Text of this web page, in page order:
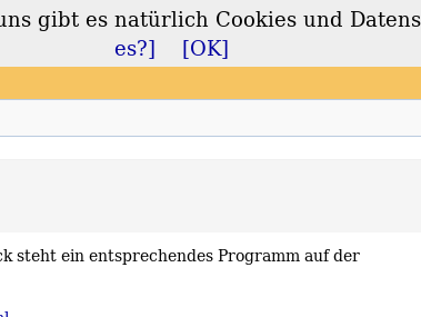
steht ein entsprechendes Programm auf der
gibt es natürlich Cookies und
es?]
[OK]